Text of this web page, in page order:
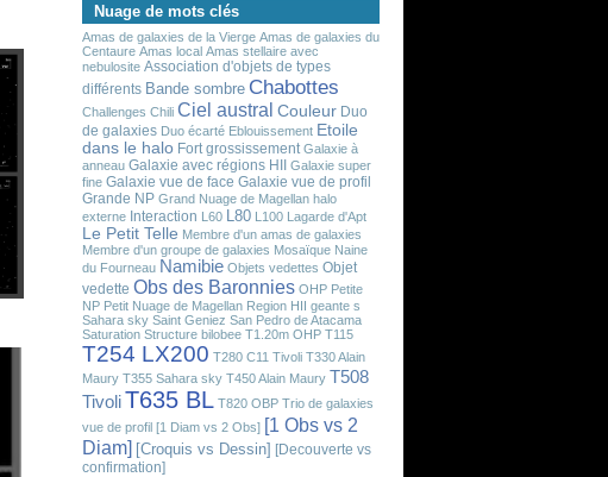
Nuage de mots clés
Amas de galaxies de la Vierge Amas de galaxies du
Centaure Amas local Amas stellaire avec
nebulosite Association d'objets de types
différents Bande sombre Chabottes
Challenges Chili Ciel austral Couleur Duo
de galaxies Duo écarté Eblouissement Etoile
dans le halo Fort grossissement Galaxie à
anneau Galaxie avec régions HII
Galaxie super
fine Galaxie vue de face Galaxie vue de profil
Grande NP Grand Nuage de Magellan halo
externe Interaction L60 L80 L100 Lagarde d'Apt
Le Petit Telle Membre d'un amas de galaxies
Membre d'un groupe de galaxies Mosaïque Naine
du Fourneau Namibie Objets vedettes Objet
vedette Obs des Baronnies OHP Petite
NP Petit Nuage de Magellan Region HII geante s
Sahara sky Saint Geniez San Pedro de Atacama
Saturation Structure bilobee T1.20m OHP T115
T254 LX200 T280 C11 Tivoli T330 Alain
Maury T355 Sahara sky T450 Alain Maury T508
TivoliT635 BL T820 OBP Trio de galaxies
vue de profil [1 Diam vs 2 Obs] [1 Obs vs 2
Diam] [Croquis vs Dessin] [Decouverte vs
confirmation]